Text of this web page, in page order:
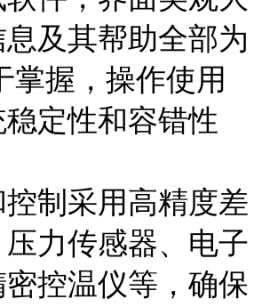
及其帮助全部为
掌握，操作使用
定性和容错性
制采用高精度差
力传感器、电子
控温仪等，确保